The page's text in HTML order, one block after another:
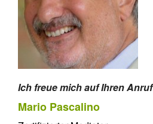
Ich freue mich auf Ihren Anruf
Mario Pascalino